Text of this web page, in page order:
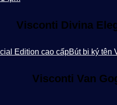
Visconti Divina
Visconti Van